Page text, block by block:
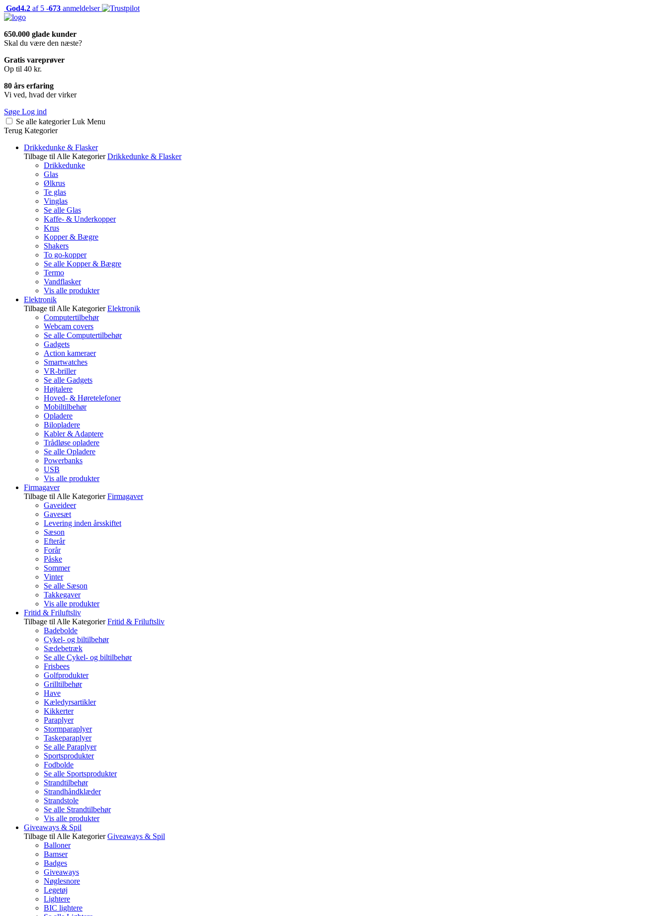
God4.2 af 5 -673 anmeldelser
650.000 glade kunder
Skal du være den næste?
Gratis vareprøver
Op til 40 kr.
80 års erfaring
Vi ved, hvad der virker
Søge Log ind
Se alle kategorier Luk Menu
Terug Kategorier
Drikkedunke & Flasker
Tilbage til Alle Kategorier Drikkedunke & Flasker
Drikkedunke
Glas
Ølkrus
Te glas
Vinglas
Se alle Glas
Kaffe- & Underkopper
Krus
Kopper & Bægre
Shakers
To go-kopper
Se alle Kopper & Bægre
Termo
Vandflasker
Vis alle produkter
Elektronik
Tilbage til Alle Kategorier Elektronik
Computertilbehør
Webcam covers
Se alle Computertilbehør
Gadgets
Action kameraer
Smartwatches
VR-briller
Se alle Gadgets
Højtalere
Hoved- & Høretelefoner
Mobiltilbehør
Opladere
Bilopladere
Kabler & Adaptere
Trådløse opladere
Se alle Opladere
Powerbanks
USB
Vis alle produkter
Firmagaver
Tilbage til Alle Kategorier Firmagaver
Gaveideer
Gavesæt
Levering inden årsskiftet
Sæson
Efterår
Forår
Påske
Sommer
Vinter
Se alle Sæson
Takkegaver
Vis alle produkter
Fritid & Friluftsliv
Tilbage til Alle Kategorier Fritid & Friluftsliv
Badebolde
Cykel- og biltilbehør
Sædebetræk
Se alle Cykel- og biltilbehør
Frisbees
Golfprodukter
Grilltilbehør
Have
Kæledyrsartikler
Kikkerter
Paraplyer
Stormparaplyer
Taskeparaplyer
Se alle Paraplyer
Sportsprodukter
Fodbolde
Se alle Sportsprodukter
Strandtilbehør
Strandhåndklæder
Strandstole
Se alle Strandtilbehør
Vis alle produkter
Giveaways & Spil
Tilbage til Alle Kategorier Giveaways & Spil
Balloner
Bamser
Badges
Giveaways
Nøglesnore
Legetøj
Lightere
BIC lightere